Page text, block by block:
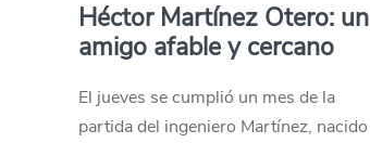
Héctor Martínez Otero: un
amigo afable y cercano
El jueves se cumplió un mes de la
partida del ingeniero Martínez, nacido